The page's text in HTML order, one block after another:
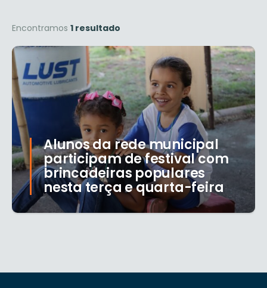
Encontramos 1 resultado
Alunos da rede municipal
participam de festival com
brincadeiras populares
nesta terça e quarta-feira